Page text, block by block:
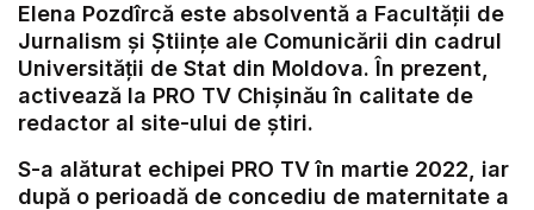
Elena Pozdîrcă este absolventă a Facultății de
Jurnalism și Științe ale Comunicării din cadrul
Universității de Stat din Moldova. În prezent,
activează la PRO TV Chișinău în calitate de
redactor al site-ului de știri.
S-a alăturat echipei PRO TV în martie 2022, iar
după o perioadă de concediu de maternitate a